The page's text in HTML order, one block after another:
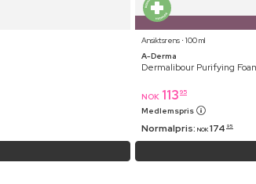
Ansiktsrens ⋅ 100 ml
A-Derma
Dermalibour Purifying
NOK 113 95
Medlemspris
Normalpris: NOK 174 95